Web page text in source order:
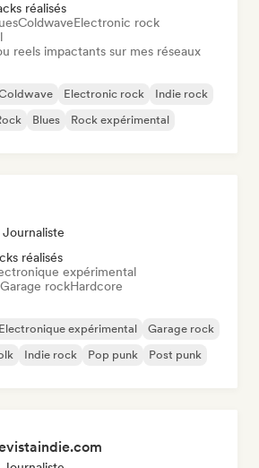
réalisés
ColdwaveElectronic rock
reels impactants sur mes réseaux
Electronic rock
Indie rock
Blues Rock expérimental
réalisés
expérimental
Garage rockHardcore
Electronique expérimental
Garage rock
Indie rock Pop punk Post punk